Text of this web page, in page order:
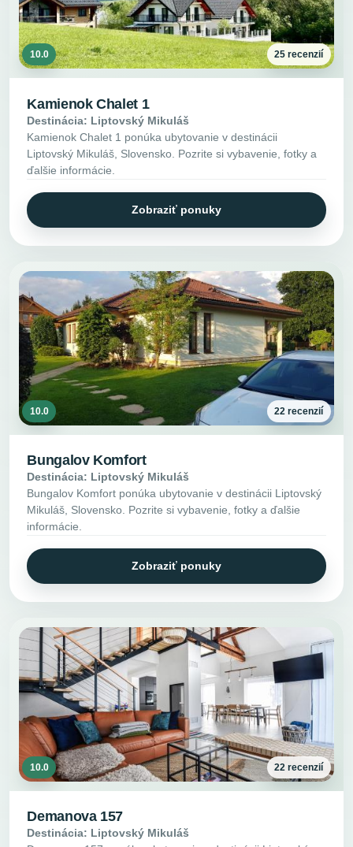
10.0 25 recenzií
Kamienok Chalet 1
Destinácia: Liptovský Mikuláš
Kamienok Chalet 1 ponúka ubytovanie v destinácii
Liptovský Mikuláš, Slovensko. Pozrite si vybavenie, fotky a
ďalšie informácie.
Zobraziť ponuky
10.0 22 recenzií
Bungalov Komfort
Destinácia: Liptovský Mikuláš
Bungalov Komfort ponúka ubytovanie v destinácii Liptovský
Mikuláš, Slovensko. Pozrite si vybavenie, fotky a ďalšie
informácie.
Zobraziť ponuky
10.0 22 recenzií
Demanova 157
Destinácia: Liptovský Mikuláš